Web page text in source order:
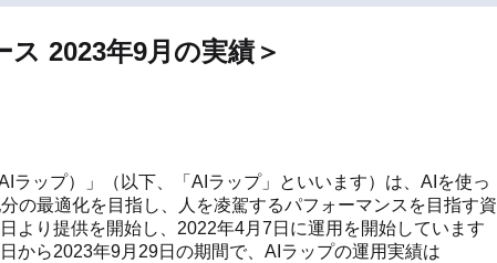
2023年9月の実績＞
ラップ）」（以下、「AIラップ」といいます）は、AIを使っ
の最適化を目指し、人を凌駕するパフォーマンスを目指す資
より提供を開始し、2022年4月7日に運用を開始しています
から2023年9月29日の期間で、AIラップの運用実績は